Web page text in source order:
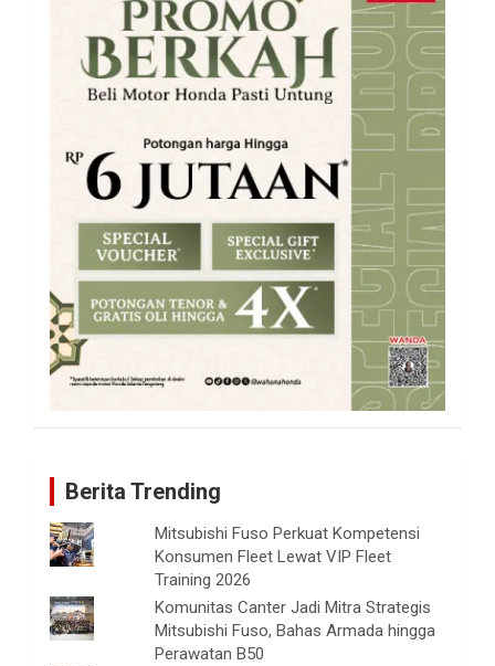
Berita Trending
Mitsubishi Fuso Perkuat Kompetensi
Konsumen Fleet Lewat VIP Fleet
Training 2026
Komunitas Canter Jadi Mitra Strategis
Mitsubishi Fuso, Bahas Armada hingga
Perawatan B50